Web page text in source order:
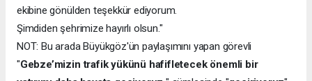
ekibine gönülden teşekkür ediyorum.
Şimdiden şehrimize hayırlı olsun."
NOT: Bu arada Büyükgöz'ün paylaşımını yapan görevli
"Gebze’mizin trafik yükünü hafifletecek önemli bir